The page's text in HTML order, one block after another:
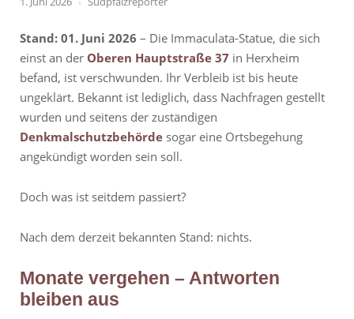
Stand: 01. Juni 2026 – Die Immaculata-Statue, die sich
einst an der Oberen Hauptstraße 37 in Herxheim
befand, ist verschwunden. Ihr Verbleib ist bis heute
ungeklärt. Bekannt ist lediglich, dass Nachfragen gestellt
wurden und seitens der zuständigen
Denkmalschutzbehörde sogar eine Ortsbegehung
angekündigt worden sein soll.
Doch was ist seitdem passiert?
Nach dem derzeit bekannten Stand: nichts.
Monate vergehen – Antworten
bleiben aus